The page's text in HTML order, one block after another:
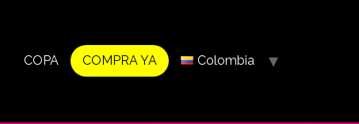
COPA COMPRA YA Colombia